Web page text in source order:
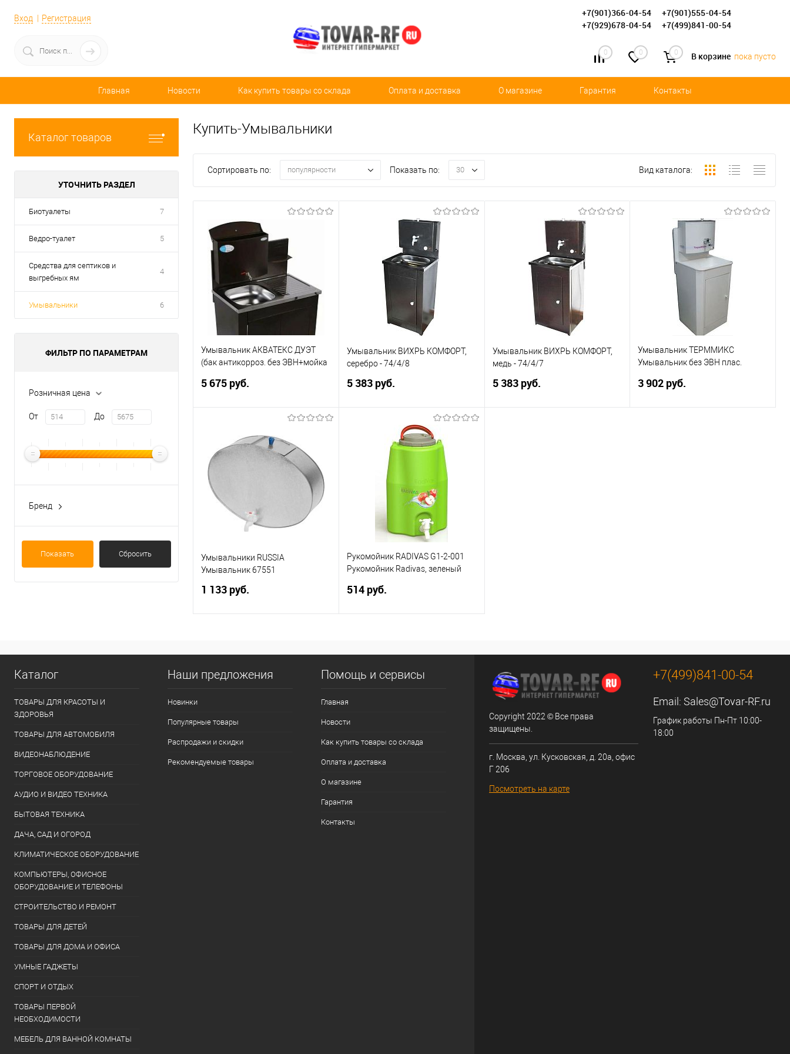
Вход Регистрация +7(901)366-04-54
+7(901)555-04-54
+7(929)678-04-54
+7(499)841-00-54
0 0 0 В корзине пока пусто
Главная Новости Как купить товары со склада Оплата и доставка О магазине Гарантия Контакты
Каталог товаров
УТОЧНИТЬ РАЗДЕЛ
Биотуалеты 7
Ведро-туалет 5
Средства для септиков и
выгребных ям
4
Умывальники 6
ФИЛЬТР ПО ПАРАМЕТРАМ
Розничная цена
От До
Бренд
Акватекс
Показать Сбросить
Купить-Умывальники
Сортировать по: популярности Показать по: 30 Вид каталога:
Умывальник АКВАТЕКС ДУЭТ
(бак антикорроз. без ЭВН+мойка
5 675 руб.
Купить в 1 клик
Сравнение
Умывальник ВИХРЬ КОМФОРТ,
серебро - 74/4/8
5 383 руб.
В корзину
Купить в 1 клик
Сравнение
В избранное
Умывальник ВИХРЬ КОМФОРТ,
медь - 74/4/7
5 383 руб.
Умывальник ТЕРММИКС
Умывальник без ЭВН плас.
3 902 руб.
Умывальники RUSSIA
Умывальник 67551
1 133 руб.
Рукомойник RADIVAS G1-2-001
Рукомойник Radivas, зеленый
514 руб.
Каталог
ТОВАРЫ ДЛЯ КРАСОТЫ И
ЗДОРОВЬЯ
ТОВАРЫ ДЛЯ АВТОМОБИЛЯ
ВИДЕОНАБЛЮДЕНИЕ
ТОРГОВОЕ ОБОРУДОВАНИЕ
АУДИО И ВИДЕО ТЕХНИКА
БЫТОВАЯ ТЕХНИКА
ДАЧА, САД И ОГОРОД
КЛИМАТИЧЕСКОЕ ОБОРУДОВАНИЕ
КОМПЬЮТЕРЫ, ОФИСНОЕ
ОБОРУДОВАНИЕ И ТЕЛЕФОНЫ
СТРОИТЕЛЬСТВО И РЕМОНТ
ТОВАРЫ ДЛЯ ДЕТЕЙ
ТОВАРЫ ДЛЯ ДОМА И ОФИСА
УМНЫЕ ГАДЖЕТЫ
СПОРТ И ОТДЫХ
ТОВАРЫ ПЕРВОЙ
НЕОБХОДИМОСТИ
МЕБЕЛЬ ДЛЯ ВАННОЙ КОМНАТЫ
Наши предложения
Новинки
Популярные товары
Распродажи и скидки
Рекомендуемые товары
Помощь и сервисы
Главная
Новости
Как купить товары со склада
Оплата и доставка
О магазине
Гарантия
Контакты
Copyright 2022 © Все права
защищены.
г. Москва, ул. Кусковская, д. 20а, офис
Г 206
Посмотреть на карте
+7(499)841-00-54
Email: Sales@Tovar-RF.ru
График работы Пн-Пт 10:00-
18:00